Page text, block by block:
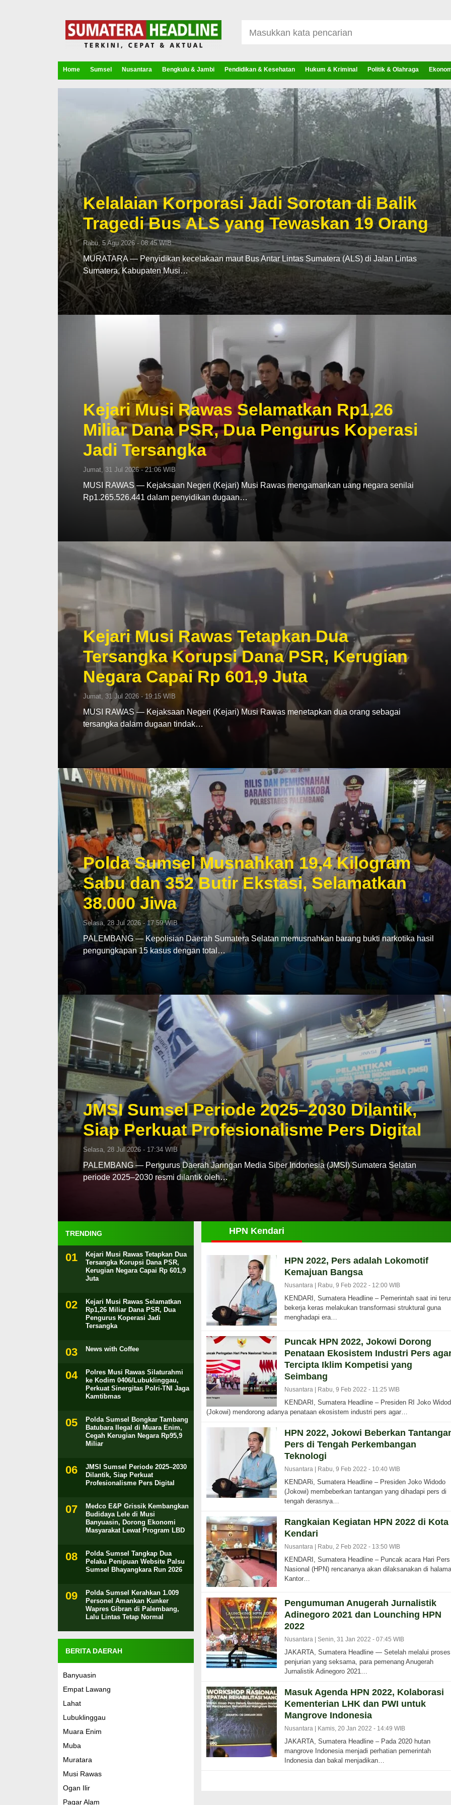
Home Sumsel Nusantara Bengkulu & Jambi Pendidikan & Kesehatan Hukum & Kriminal Politik & Olahraga
Kelalaian Korporasi Jadi Sorotan di Balik
Tragedi Bus ALS yang Tewaskan 19 Orang
Rabu, 5 Agu 2026 - 08:45 WIB
MURATARA — Penyidikan kecelakaan maut Bus Antar Lintas Sumatera (ALS) di Jalan Lintas
Sumatera, Kabupaten Musi…
Kejari Musi Rawas Selamatkan Rp1,26
Miliar Dana PSR, Dua Pengurus Koperasi
Jadi Tersangka
Jumat, 31 Jul 2026 - 21:06 WIB
MUSI RAWAS — Kejaksaan Negeri (Kejari) Musi Rawas mengamankan uang negara senilai
Rp1.265.526.441 dalam penyidikan dugaan…
Kejari Musi Rawas Tetapkan Dua
Tersangka Korupsi Dana PSR, Kerugian
Negara Capai Rp 601,9 Juta
Jumat, 31 Jul 2026 - 19:15 WIB
MUSI RAWAS — Kejaksaan Negeri (Kejari) Musi Rawas menetapkan dua orang sebagai
tersangka dalam dugaan tindak…
Polda Sumsel Musnahkan 19,4 Kilogram
Sabu dan 352 Butir Ekstasi, Selamatkan
38.000 Jiwa
Selasa, 28 Jul 2026 - 17:59 WIB
PALEMBANG — Kepolisian Daerah Sumatera Selatan memusnahkan barang bukti narkotika hasil
pengungkapan 15 kasus dengan total…
JMSI Sumsel Periode 2025–2030 Dilantik,
Siap Perkuat Profesionalisme Pers Digital
Selasa, 28 Jul 2026 - 17:34 WIB
PALEMBANG — Pengurus Daerah Jaringan Media Siber Indonesia (JMSI) Sumatera Selatan
periode 2025–2030 resmi dilantik oleh…
TRENDING
Kejari Musi Rawas Tetapkan Dua
Tersangka Korupsi Dana PSR,
Kerugian Negara Capai Rp 601,9
Juta
Kejari Musi Rawas Selamatkan
Rp1,26 Miliar Dana PSR, Dua
Pengurus Koperasi Jadi
Tersangka
News with Coffee
Polres Musi Rawas Silaturahmi
ke Kodim 0406/Lubuklinggau,
Perkuat Sinergitas Polri-TNI Jaga
Kamtibmas
Polda Sumsel Bongkar Tambang
Batubara Ilegal di Muara Enim,
Cegah Kerugian Negara Rp95,9
Miliar
JMSI Sumsel Periode 2025–2030
Dilantik, Siap Perkuat
Profesionalisme Pers Digital
Medco E&P Grissik Kembangkan
Budidaya Lele di Musi
Banyuasin, Dorong Ekonomi
Masyarakat Lewat Program LBD
Polda Sumsel Tangkap Dua
Pelaku Penipuan Website Palsu
Sumsel Bhayangkara Run 2026
Polda Sumsel Kerahkan 1.009
Personel Amankan Kunker
Wapres Gibran di Palembang,
Lalu Lintas Tetap Normal
BERITA DAERAH
Banyuasin
Empat Lawang
Lahat
Lubuklinggau
Muara Enim
Muba
Muratara
Musi Rawas
Ogan Ilir
Pagar Alam
HPN Kendari
HPN 2022, Pers adalah Lokomotif
Kemajuan Bangsa
Nusantara | Rabu, 9 Feb 2022 - 12:00 WIB
KENDARI, Sumatera Headline – Pemerintah saat ini
bekerja keras melakukan transformasi struktural guna
menghadapi era…
Puncak HPN 2022, Jokowi Dorong
Penataan Ekosistem Industri Pers
Tercipta Iklim Kompetisi yang
Seimbang
Nusantara | Rabu, 9 Feb 2022 - 11:25 WIB
KENDARI, Sumatera Headline – Presiden RI Joko
(Jokowi) mendorong adanya penataan ekosistem industri pers agar…
HPN 2022, Jokowi Beberkan
Pers di Tengah Perkembangan
Teknologi
Nusantara | Rabu, 9 Feb 2022 - 10:40 WIB
KENDARi, Sumatera Headline – Presiden Joko Widodo
(Jokowi) membeberkan tantangan yang dihadapi pers di
tengah derasnya…
Rangkaian Kegiatan HPN 2022 di Kota
Kendari
Nusantara | Rabu, 2 Feb 2022 - 13:50 WIB
KENDARI, Sumatera Headline – Puncak acara Hari Pers
Nasional (HPN) rencananya akan dilaksanakan di
Kantor…
Pengumuman Anugerah Jurnalistik
Adinegoro 2021 dan Lounching HPN
2022
Nusantara | Senin, 31 Jan 2022 - 07:45 WIB
JAKARTA, Sumatera Headline — Setelah melalui proses
penjurian yang seksama, para pemenang Anugerah
Jurnalistik Adinegoro 2021…
Masuk Agenda HPN 2022, Kolaborasi
Kementerian LHK dan PWI untuk
Mangrove Indonesia
Nusantara | Kamis, 20 Jan 2022 - 14:49 WIB
JAKARTA, Sumatera Headline – Pada 2020 hutan
mangrove Indonesia menjadi perhatian pemerintah
Indonesia dan bakal menjadikan…